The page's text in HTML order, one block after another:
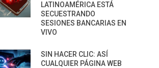
LATINOAMÉRICA ESTÁ
SECUESTRANDO
SESIONES BANCARIAS EN
VIVO
SIN HACER CLIC: ASÍ
CUALQUIER PÁGINA WEB